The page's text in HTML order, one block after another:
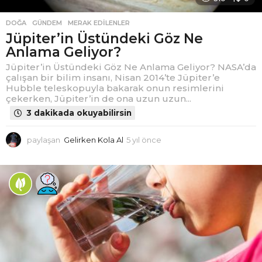
DOĞA ,GÜNDEM ,MERAK EDILENLER
Jüpiter’in Üstündeki Göz Ne
Anlama Geliyor?
Jüpiter’in Üstündeki Göz Ne Anlama Geliyor? NASA’da
çalışan bir bilim insanı, Nisan 2014’te Jüpiter’e
Hubble teleskopuyla bakarak onun resimlerini
çekerken, Jüpiter’in de ona uzun uzun...
3 dakikada okuyabilirsin
paylaşan Gelirken Kola Al 5 yıl önce
ö
n
c
e